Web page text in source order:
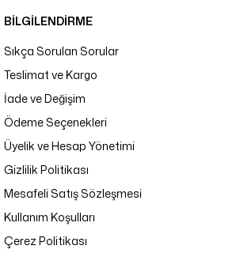
BİLGİLENDİRME
Sıkça Sorulan Sorular
Teslimat ve Kargo
İade ve Değişim
Ödeme Seçenekleri
Üyelik ve Hesap Yönetimi
Gizlilik Politikası
Mesafeli Satış Sözleşmesi
Kullanım Koşulları
Çerez Politikası